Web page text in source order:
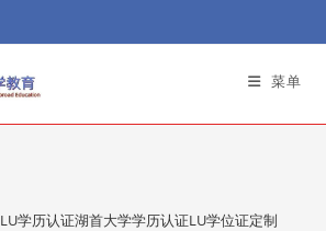
菜单
LU学历认证湖首大学学历认证LU学位证定制